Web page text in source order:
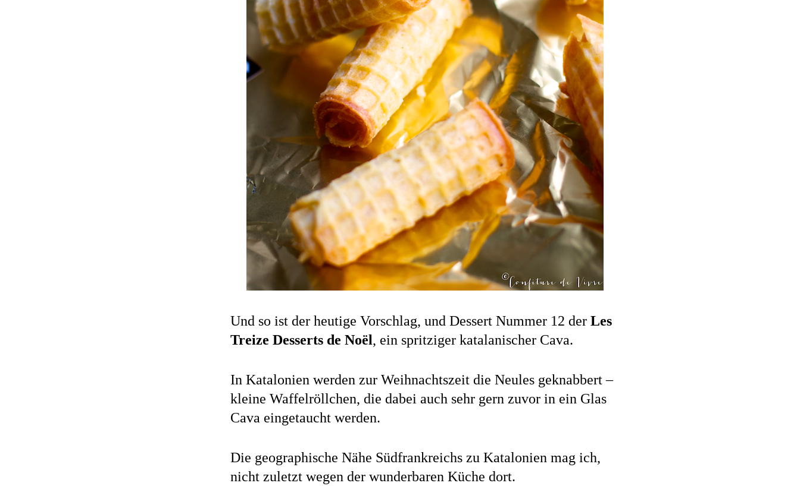
Und so ist der heutige Vorschlag, und Dessert Nummer 12 derLes
Treize Desserts de Noël, ein spritziger katalanischer Cava.
In Katalonien werden zur Weihnachtszeit die Neules geknabbert –
kleine Waffelröllchen, die dabei auch sehr gern zuvor in ein Glas
Cava eingetaucht werden.
Die geographische Nähe Südfrankreichs zu Katalonien mag ich,
nicht zuletzt wegen der wunderbaren Küche dort.